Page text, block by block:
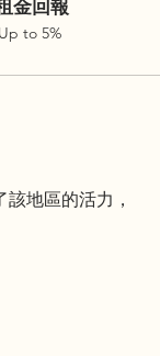
地區的活力，
金回報
Up to 5%